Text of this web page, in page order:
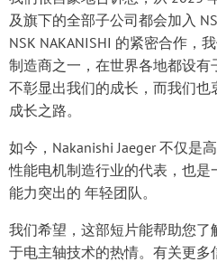
及旗下的全部子公司都会加入
NSK NAKANISHI 的紧密合作，
制造商之一，在世界各地都设
不彰显出我们的成长，而我们
成长之路。
如今，Nakanishi Jaeger 不仅是
性能电机制造行业的代表，也是
能力突出的 年轻团队。
我们希望，这部短片能帮助您
于电主轴技术的热情。有关更